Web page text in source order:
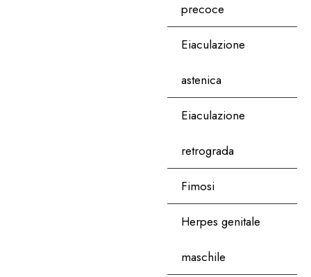
precoce
Eiaculazione
astenica
Eiaculazione
retrograda
Fimosi
Herpes genitale
maschile